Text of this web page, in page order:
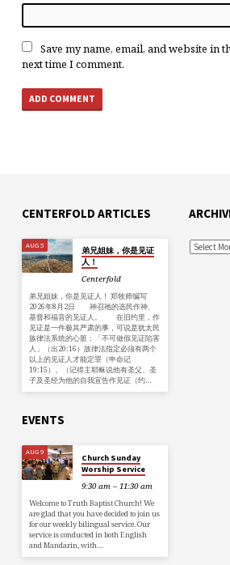
Save my name, email, and website in
next time I comment.
CENTERFOLD ARTICLES
AUG 5
弟兄姐妹，你是见证
人！
Centerfold
弟兄姐妹，你是见证人！ 郑牧师编写
2026年8月2日 神召祂的选民作神、
基督和福音的见证人。 在旧约里，作
见证是一件极其严肃的事，可说是犹太民
族律法系统的心脏：「不可做假见证陷害
人」（出20:16）故律法指定必须有两个
以上的见证人才能定罪（申命记
19:15）。（记得主耶稣说他有圣父、圣
子及圣经为他的自我宣告作见证（约…
EVENTS
AUG 9
Church Sunday
Worship Service
9:30 am – 11:30 am
Welcome to Truth Baptist Church! We
are glad that you have decided to join us
for our weekly bilingual service. Our
service is conducted in both English
and Mandarin, with…